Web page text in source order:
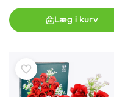
Læg i kurv